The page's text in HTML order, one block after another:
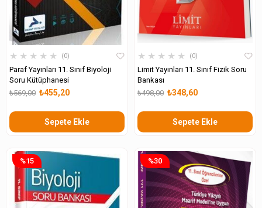
★ ★ ★ ★ ★ 0
Paraf Yayınları 11. Sınıf Biyoloji
Soru Kütüphanesi
₺455,20
₺569,00
Sepete Ekle
★ ★ ★ ★ ★ 0
Limit Yayınları 11. Sınıf Fizik Soru
Bankası
₺348,60
₺498,00
Sepete Ekle
%15 %30